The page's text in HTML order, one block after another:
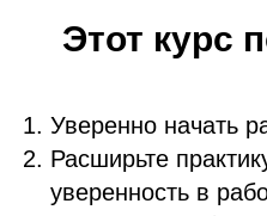
Этот курс
Уверенно начать
Расширьте
уверенность в